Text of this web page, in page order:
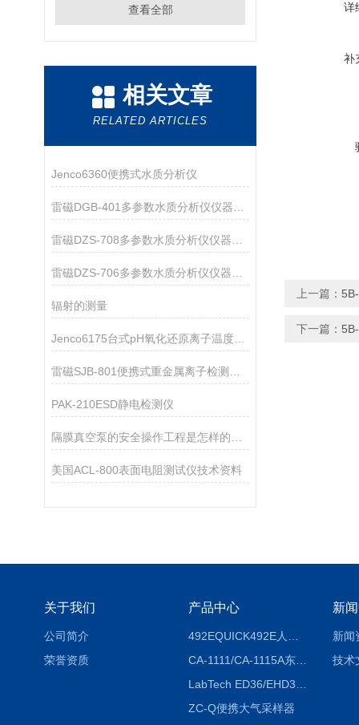
查看全部
相关文章
RELATED ARTICLES
Jenco6360便携式水质分析仪
辐射的测量
PAK-210ESD静电检测仪
美国ACL-800表面电阻测试仪技术资料
详
补
上一篇：
下一篇：
关于我们
公司简介
荣誉资质
产品中心
CA-1111/CA-1115A东京理化EYELA CA-1111/CA-1115A冷却水循环装置
ZC-Q便携大气采样器
新
新闻
技术